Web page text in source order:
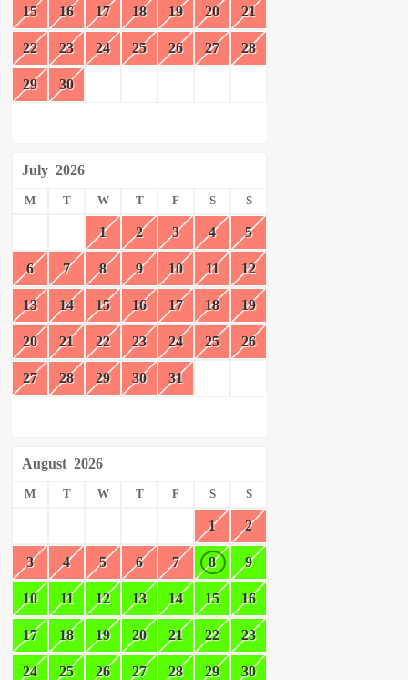
15 16 17 18 19 20 21
22 23 24 25 26 27 28
29 30
July 2026
M T W T F S S
1 2 3 4 5
6 7 8 9 10 11 12
13 14 15 16 17 18 19
20 21 22 23 24 25 26
27 28 29 30 31
August 2026
M T W T F S S
1 2
3 4 5 6 7 8 9
10 11 12 13 14 15 16
17 18 19 20 21 22 23
24 25 26 27 28 29 30